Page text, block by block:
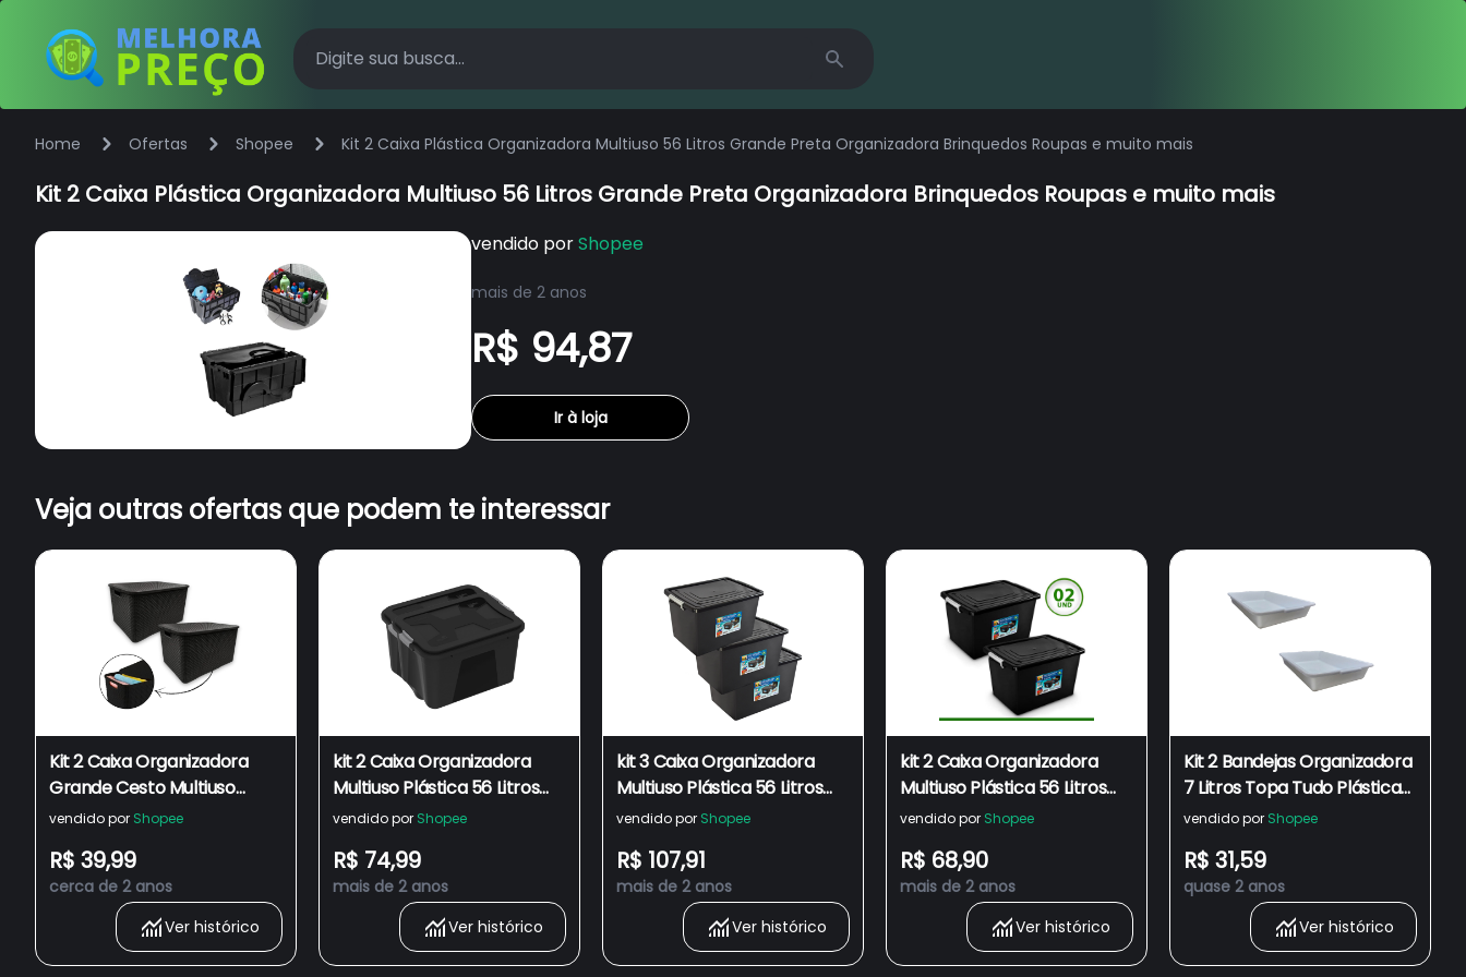
Home Ofertas Shopee Kit 2 Caixa Plástica Organizadora Multiuso 56 Litros Grande Preta Organizadora Brinquedos Roupas e muito mais
Kit 2 Caixa Plástica Organizadora Multiuso 56 Litros Grande Preta Organizadora Brinquedos Roupas e muito mais
vendido porShopee
mais de 2 anos
R$ 94,87
Ir à loja
Veja outras ofertas que podem te interessar
Kit 2 Caixa Organizadora
Grande Cesto Multiuso
Rattan Com Tampa
Organizar quarto cozinha
vendido por Shopee
R$ 39,99
cerca de 2 anos
Ver histórico
kit 2 Caixa Organizadora
Multiuso Plástica 56 Litros
Com Tampa
vendido por Shopee
R$ 74,99
mais de 2 anos
Ver histórico
kit 3 Caixa Organizadora
Multiuso Plástica 56 Litros
Com Tampa mega
vendido por Shopee
R$ 107,91
mais de 2 anos
Ver histórico
kit 2 Caixa Organizadora
Multiuso Plástica 56 Litros
Com Tampa
vendido por Shopee
R$ 68,90
mais de 2 anos
Ver histórico
Kit 2 Bandejas Organizadora
7 Litros Topa Tudo Plástica
Retangular Multiuso Preta
vendido por Shopee
R$ 31,59
quase 2 anos
Ver histórico